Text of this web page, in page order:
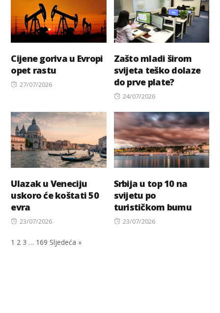
Cijene goriva u Evropi
opet rastu
Posted
27/07/2026
Zašto mladi širom
svijeta teško dolaze
do prve plate?
Posted
24/07/2026
Ulazak u Veneciju
uskoro će koštati 50
evra
Posted
23/07/2026
Srbija u top 10 na
svijetu po
turističkom bumu
Posted
23/07/2026
1 2 3 … 169 Sljedeća »